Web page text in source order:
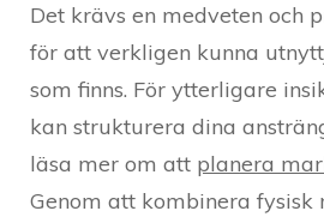
Det krävs en medveten och
för att verkligen kunna
som finns. För ytterligare
kan strukturera dina
läsa mer om att planera
Genom att kombinera fysisk